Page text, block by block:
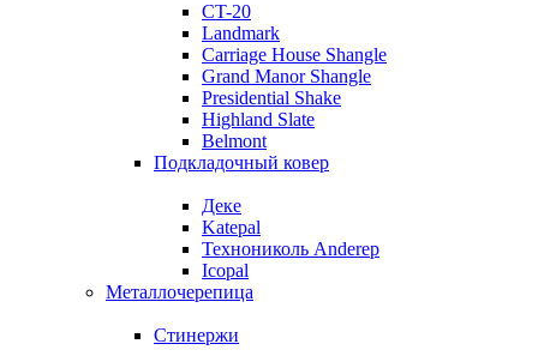
CT-20
Landmark
Carriage House Shangle
Grand Manor Shangle
Presidential Shake
Highland Slate
Belmont
Подкладочный ковер
Деке
Katepal
Технониколь Anderep
Icopal
Металлочерепица
Стинержи